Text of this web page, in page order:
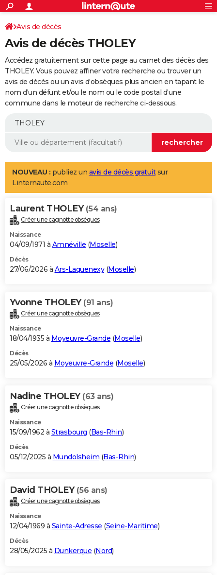
ACTUALITÉS
Politique
Société
Faits Divers
Education
Monde
Villes
+
SPORT
Coupe du monde 2026
Football
Tennis
Cyclisme
Rugby
Forum
Programme TV
TNT
Streaming
Cinéma
Sorties cinéma
Musique
+
FINANCE
Retraite
Epargne
Immobilier
Risques naturels par ville
Banque
Assurance
AUTO
Essais
Réserver un essai
Citadines
Berlines
SUV
Forum auto
+
Mobiles
Meilleur smartphone
Internet
Ordinateurs
Jeux vidéo
Guide high-tech
Aménagement intérieur
LIFESTYLE
Art de vivre
Bien-être
Loisirs
Mode
Modes de vie
Alimentation
Guide de la santé
Maladies
Médicaments
Sommeil
VOYAGE
Destinations
City break
Voyage nature
Voyage de noces
Forum
Climat
+PHOTO
GUIDES D'ACHAT
BONS PLANS
Carte de Noël
Carte Bonne année
Carte Saint-Valentin
Carte Pâques
Carte d'anniversaire
DICTIONNAIRE
Dictionnaire
Biographies
Citations
Expressions
Proverbes
PROGRAMME TV
S'inscrire
Se connecter
Lycées
Collèges
Primaires
Universités
Entreprises
Service militaire
Avis de recherche
AVIS DE DÉCÈS
Bricolage
Lifestyle
Culture
Sport
Auto
Television
Voyage
Cinema
Avis de décès
Avis de décès THOLEY
Accédez gratuitement sur cette page au carnet des décès des
THOLEY. Vous pouvez affiner votre recherche ou trouver un
avis de décès ou un avis d'obsèques plus ancien en tapant le
nom d'un défunt et/ou le nom ou le code postal d'une
commune dans le moteur de recherche ci-dessous.
NOUVEAU : publiez un avis de décès gratuitsur
Linternaute.com
Laurent THOLEY (54 ans)
Créer une cagnotte obsèques
Naissance
04/09/1971 à Amnéville (Moselle)
Décès
27/06/2026 à Ars-Laquenexy(Moselle)
Yvonne THOLEY (91 ans)
Créer une cagnotte obsèques
Naissance
18/04/1935 à Moyeuvre-Grande (Moselle)
Décès
25/05/2026 à Moyeuvre-Grande (Moselle)
Nadine THOLEY (63 ans)
Créer une cagnotte obsèques
Naissance
15/09/1962 à Strasbourg (Bas-Rhin)
Décès
05/12/2025 à Mundolsheim (Bas-Rhin)
David THOLEY (56 ans)
Créer une cagnotte obsèques
Naissance
12/04/1969 à Sainte-Adresse (Seine-Maritime)
Décès
28/05/2025 à Dunkerque (Nord)